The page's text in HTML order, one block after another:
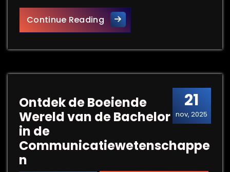
Continue ReadingDe Impact van Grafische
21
nov, 2025
Ontdek de Boeiende
Wereld van de Bachelor
in de
Communicatiewetenschappe
n